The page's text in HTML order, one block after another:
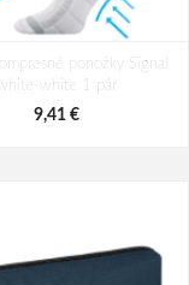
ponožky Signal
white-white 1 pár
9,41 €